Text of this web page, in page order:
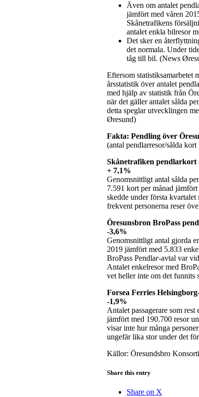
Även om antalet
jämfört med våren
Skånetrafikens
antalet enkla bilresor
Det sker en
det normala. Under
tåg till bil. (News
Eftersom statistiksamarbetet
årsstatistik över antalet
med hjälp av statistik från
när det gäller antalet sålda
detta speglar utvecklingen
Øresund)
Fakta: Pendling över
(antal pendlarresor/sålda
Skånetrafiken pendlarkort
+ 7,1%
Genomsnittligt antal sålda
7.591 kort per månad
skedde under första
frekvent personerna reser
Öresunsbron BroPass
-3,6%
Genomsnittligt antal gjorda
2019 jämfört med 5.833
BroPass Pendlar-avtal var
Antalet enkelresor med
vet heller inte om det funnits
Forsea Ferries
-1,9%
Antalet passagerare som
jämfört med 190.700 resor
visar inte hur många
ungefär lika stor under det
Källor: Öresundsbro
Share this entry
Share on X